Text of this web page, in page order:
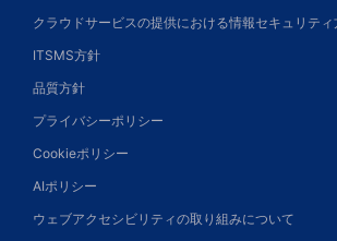
クラウドサービスの提供における情報セキュリティ
ITSMS方針
品質方針
プライバシーポリシー
Cookieポリシー
AIポリシー
ウェブアクセシビリティの取り組みについて